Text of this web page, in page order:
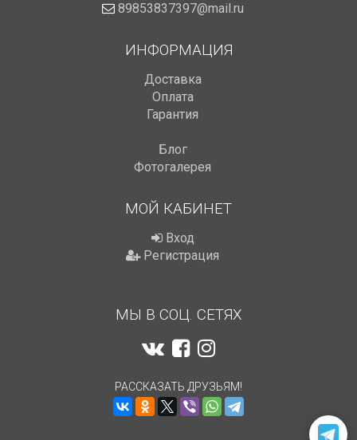
89853837397@mail.ru
ИНФОРМАЦИЯ
Доставка
Оплата
Гарантия
Блог
Фотогалерея
МОЙ КАБИНЕТ
Вход
Регистрация
МЫ В СОЦ. СЕТЯХ
РАССКАЗАТЬ ДРУЗЬЯМ!